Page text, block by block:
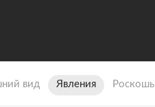
вид Явления Роскошь